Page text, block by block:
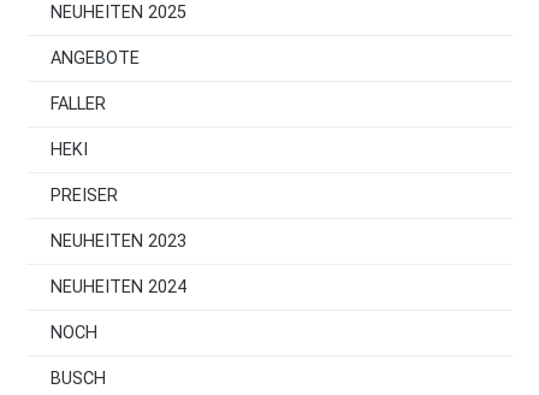
NEUHEITEN 2025
ANGEBOTE
FALLER
HEKI
PREISER
NEUHEITEN 2023
NEUHEITEN 2024
NOCH
BUSCH